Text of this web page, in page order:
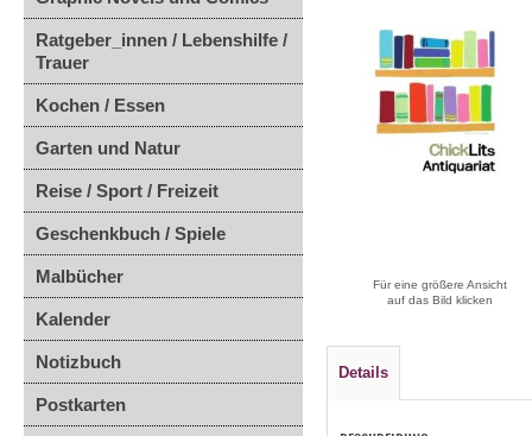
Ratgeber_innen / Lebenshilfe /
Trauer
Kochen / Essen
Garten und Natur
Reise / Sport / Freizeit
Geschenkbuch / Spiele
Malbücher
Kalender
Notizbuch
Postkarten
Für eine größere Ansicht
auf das Bild klicken
Details